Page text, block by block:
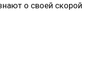
о своей скорой